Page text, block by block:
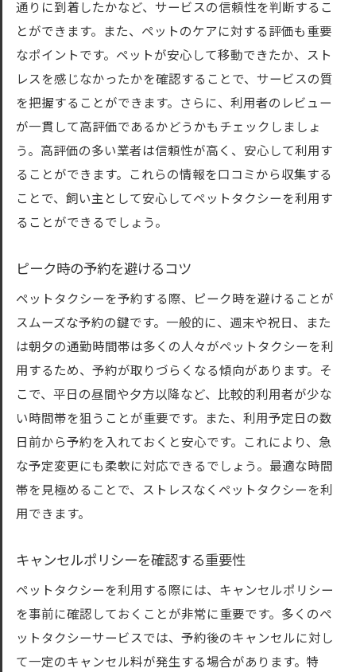
お得に利用するための割引情報
トラブル回避のための事前確認事項
ペットとの円滑なコミュニケーションの取
り方
通りに到着したかなど、サービスの信頼性を判断するこ
とができます。また、ペットのケアに対する評価も重要
なポイントです。ペットが安心して移動できたか、スト
レスを感じなかったかを確認することで、サービスの質
を把握することができます。さらに、利用者のレビュー
が一貫して高評価であるかどうかもチェックしましょ
う。高評価の多い業者は信頼性が高く、安心して利用す
ることができます。これらの情報を口コミから収集する
ことで、飼い主として安心してペットタクシーを利用す
ることができるでしょう。
ピーク時の予約を避けるコツ
ペットタクシーを予約する際、ピーク時を避けることが
スムーズな予約の鍵です。一般的に、週末や祝日、また
は朝夕の通勤時間帯は多くの人々がペットタクシーを利
用するため、予約が取りづらくなる傾向があります。そ
こで、平日の昼間や夕方以降など、比較的利用者が少な
い時間帯を狙うことが重要です。また、利用予定日の数
日前から予約を入れておくと安心です。これにより、急
な予定変更にも柔軟に対応できるでしょう。最適な時間
帯を見極めることで、ストレスなくペットタクシーを利
用できます。
キャンセルポリシーを確認する重要性
ペットタクシーを利用する際には、キャンセルポリシー
を事前に確認しておくことが非常に重要です。多くのペ
ットタクシーサービスでは、予約後のキャンセルに対し
て一定のキャンセル料が発生する場合があります。特